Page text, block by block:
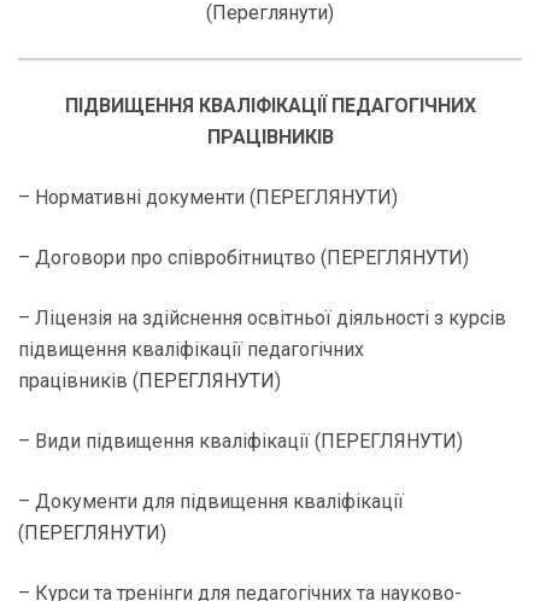
(Переглянути)
ПІДВИЩЕННЯ КВАЛІФІКАЦІЇ ПЕДАГОГІЧНИХ
ПРАЦІВНИКІВ
– Нормативні документи (ПЕРЕГЛЯНУТИ)
– Договори про співробітництво (ПЕРЕГЛЯНУТИ)
– Ліцензія на здійснення освітньої діяльності з курсів
підвищення кваліфікації педагогічних
працівників (ПЕРЕГЛЯНУТИ)
– Види підвищення кваліфікації (ПЕРЕГЛЯНУТИ)
– Документи для підвищення кваліфікації
(ПЕРЕГЛЯНУТИ)
– Курси та тренінги для педагогічних та науково-